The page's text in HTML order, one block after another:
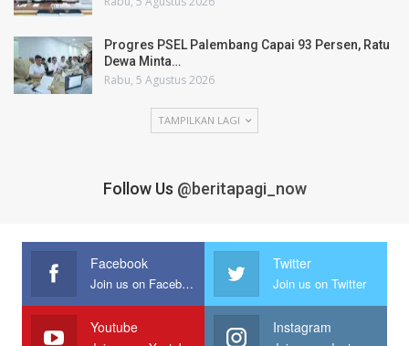
Progres PSEL Palembang Capai 93 Persen, Ratu
Dewa Minta…
Rabu, 5 Agustus 2026
TAMPILKAN LAGI
Follow Us @beritapagi_now
Facebook
Join us on Facebook
Twitter
Join us on Twitter
Youtube Instagram